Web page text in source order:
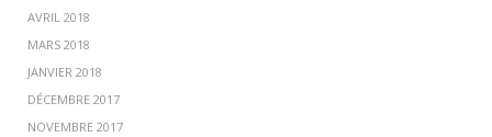
AVRIL 2018
MARS 2018
JANVIER 2018
DÉCEMBRE 2017
NOVEMBRE 2017